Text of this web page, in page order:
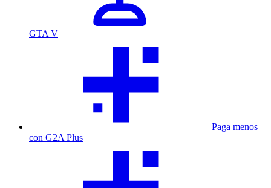
GTA V
Paga menos
con G2A Plus